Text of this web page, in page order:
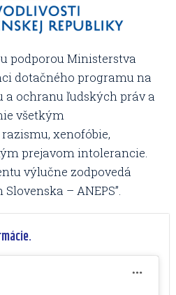
podporou Ministerstva
dotačného programu na
a ochranu ľudských práv a
všetkým
xenofóbie,
prejavom intolerancie.
výlučne zodpovedá
– ANEPS”.